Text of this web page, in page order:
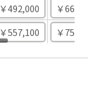
￥492,000 ￥
￥557,100 ￥